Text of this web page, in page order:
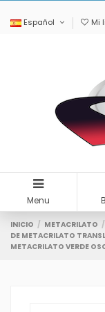
Español
Mi
Menu
INICIO METACRILATO
DE METACRILATO
METACRILATO VERDE